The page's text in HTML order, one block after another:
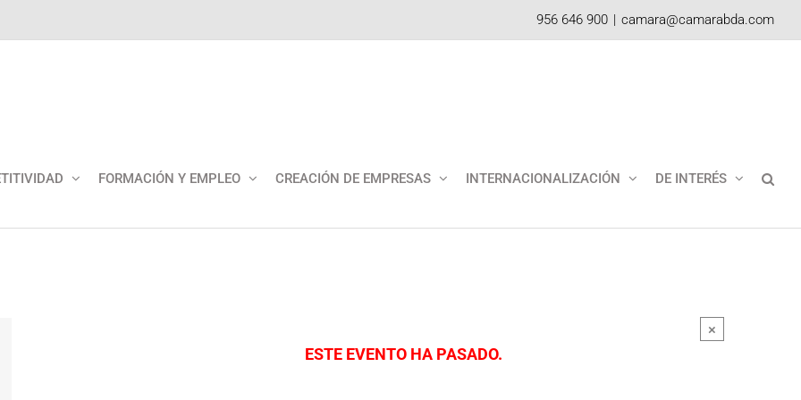
956 646 900 | camara@camarabda.com
FORMACIÓN Y EMPLEO CREACIÓN DE EMPRESAS INTERNACIONALIZACIÓN DE INTERÉS
ESTE EVENTO HA PASADO.
×